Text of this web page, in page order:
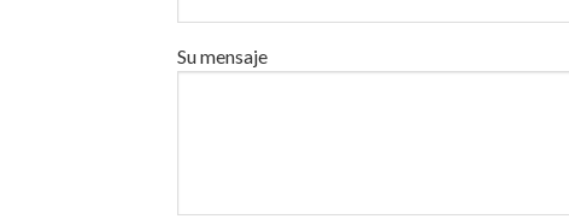
Su mensaje